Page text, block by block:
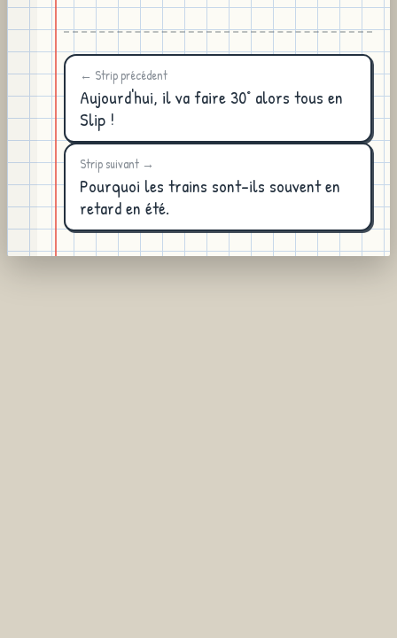
← Strip précédent
Aujourd'hui, il va faire 30° alors tous en
Slip !
Strip suivant →
Pourquoi les trains sont-ils souvent en
retard en été.